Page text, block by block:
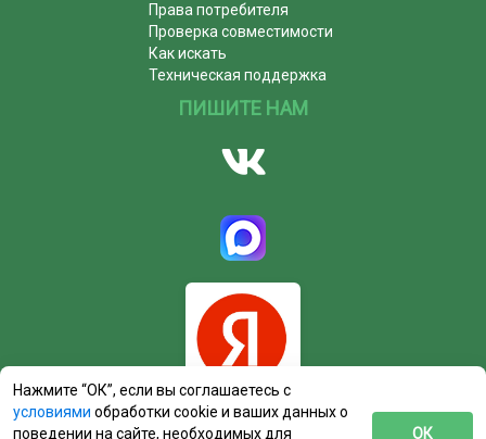
Права потребителя
Проверка совместимости
Как искать
Техническая поддержка
ПИШИТЕ НАМ
Нажмите “ОК”, если вы соглашаетесь с
условиями обработки cookie и ваших данных о
поведении на сайте, необходимых для
ОК